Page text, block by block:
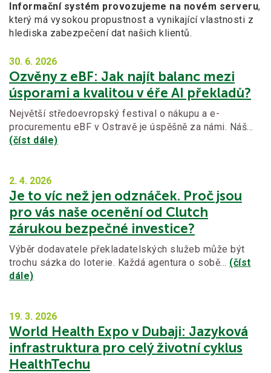
Informační systém provozujeme na novém serveru,
který má vysokou propustnost a vynikající vlastnosti z
hlediska zabezpečení dat našich klientů.
30. 6. 2026
Ozvěny z eBF: Jak najít balanc mezi
úsporami a kvalitou v éře AI překladů?
Největší středoevropský festival o nákupu a e-
procurementu eBF v Ostravě je úspěšně za námi. Náš…
(číst dále)
2. 4. 2026
Je to víc než jen odznáček. Proč jsou
pro vás naše ocenění od Clutch
zárukou bezpečné investice?
Výběr dodavatele překladatelských služeb může být
trochu sázka do loterie. Každá agentura o sobě… (číst
dále)
19. 3. 2026
World Health Expo v Dubaji: Jazyková
infrastruktura pro celý životní cyklus
HealthTechu